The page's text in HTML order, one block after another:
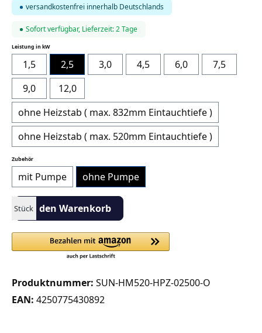
versandkostenfrei innerhalb Deutschlands
Sofort verfügbar, Lieferzeit: 2 Tage
Leistung in kWauswählen
1,5 2,5 3,0 4,5 6,0
7,5
9,0
12,0
ohne Heizstab ( max. 832mm Eintauchtiefe )
ohne Heizstab ( max. 520mm Eintauchtiefe )
Zubehörauswählen
mit Pumpe ohne Pumpe
Produkt Anzahl: Gib den gewünschten Wert ein oder benutze
StückIn den Warenkorb
Produktnummer: SUN-HM520-HPZ-02500-O
EAN: 4250775430892